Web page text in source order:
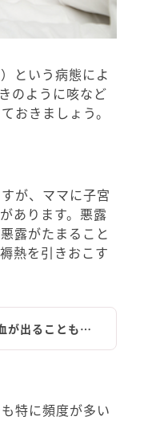
という病態によ
のように咳など
おきましょう。
が、ママに子宮
あります。悪露
露がたまること
熱を引きおこす
が出ることも…
特に頻度が多い